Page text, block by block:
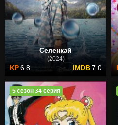
Селенкай
(2024)
6.8 7.0
5 сезон 34 серия